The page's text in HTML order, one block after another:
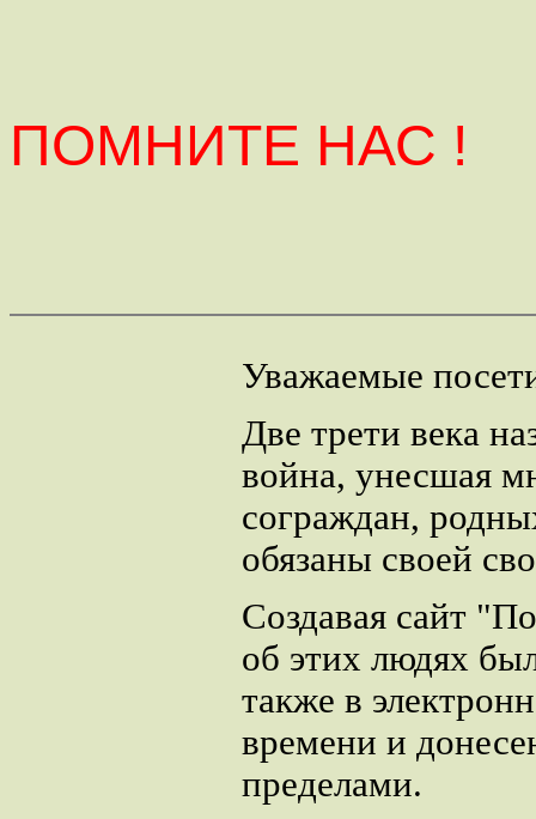
ПОМНИТЕ НАС !
Уважаемые
Две трети века
война, унесшая
сограждан,
обязаны своей
Создавая сайт
об этих людях
также в
времени и
пределами.